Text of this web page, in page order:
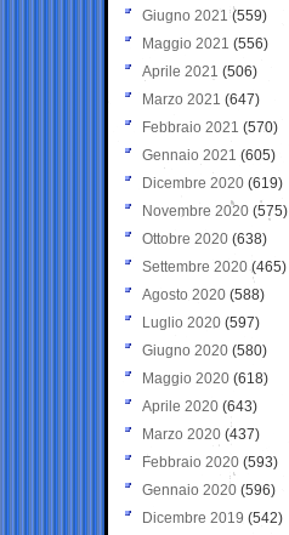
Giugno 2021(559)
Maggio 2021 (556)
Aprile 2021 (506)
Marzo 2021 (647)
Febbraio 2021 (570)
Gennaio 2021 (605)
Dicembre 2020 (619)
Novembre 2020 (575)
Ottobre 2020 (638)
Settembre 2020(465)
Agosto 2020 (588)
Luglio 2020 (597)
Giugno 2020 (580)
Maggio 2020 (618)
Aprile 2020 (643)
Marzo 2020 (437)
Febbraio 2020 (593)
Gennaio 2020 (596)
Dicembre 2019 (542)